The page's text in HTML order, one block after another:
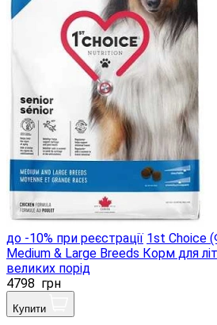
до -10% при реєстрації 1st Choice
Medium & Large Breeds Корм ​​для
великих порід
4798 грн
Купити